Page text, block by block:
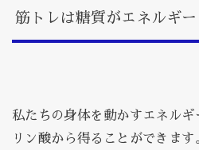
筋トレは糖質がエネルギ
私たちの身体を動かすエネル
リン酸から得ることができます